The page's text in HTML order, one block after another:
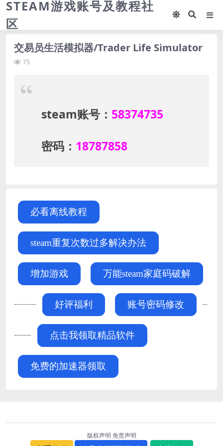
STEAM游戏账号及教程社
区
交易员生活模拟器/Trader Life Simulator
75
steam账号： 58374735
密码： 18787858
必看离线教程
steam重复次数过多解决办法
增加游戏 万能steam家庭码破解
--------- 好评福利 账号密码修改 --
------- 点击我领取精品软件
免费的加速器领取
版权声明 免责声明